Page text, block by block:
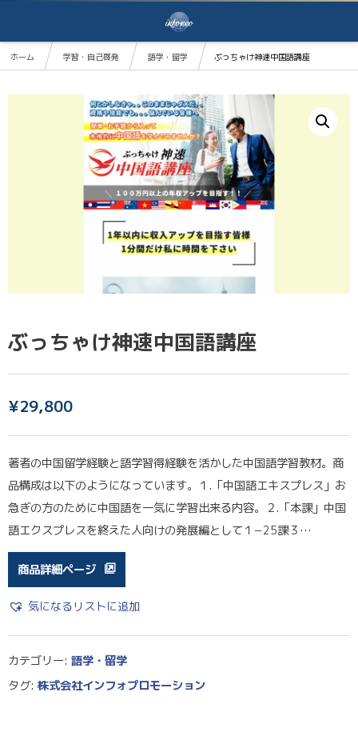
ホーム 学習・自己啓発 語学・留学 ぶっちゃけ神速中国語講座
ぶっちゃけ神速中国語講座
¥29,800
著者の中国留学経験と語学習得経験を活かした中国語学習教材。商
品構成は以下のようになっています。１.「中国語エキスプレス」お
急ぎの方のために中国語を一気に学習出来る内容。２.「本課」中国
語エクスプレスを終えた人向けの発展編として１−25課３…
商品詳細ページ
気になるリストに追加
カテゴリー: 語学・留学
タグ: 株式会社インフォプロモーション